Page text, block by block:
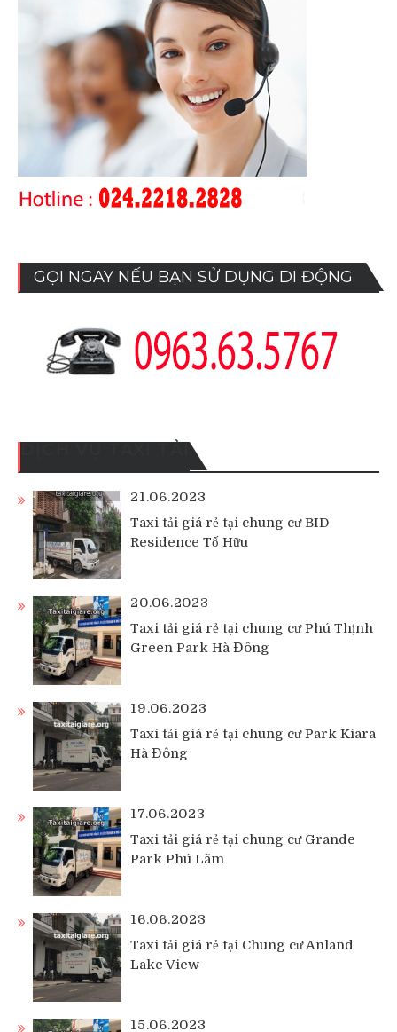
GỌI NGAY NẾU BẠN SỬ DỤNG DI ĐỘNG
21.06.2023
Taxi tải giá rẻ tại chung cư BID
Residence Tố Hữu
20.06.2023
Taxi tải giá rẻ tại chung cư Phú Thịnh
Green Park Hà Đông
19.06.2023
Taxi tải giá rẻ tại chung cư Park Kiara
Hà Đông
17.06.2023
Taxi tải giá rẻ tại chung cư Grande
Park Phú Lãm
16.06.2023
Taxi tải giá rẻ tại Chung cư Anland
Lake View
15.06.2023